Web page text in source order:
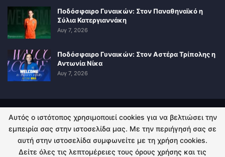
Ποδόσφαιρο Γυναικών: Στον Παναθηναϊκό η
Σύλια Κατεργιαννάκη
Αυγ 7, 2026
Ποδόσφαιρο Γυναικών: Στον Αστέρα Τρίπολης η
Αντωνία Νίκα
Αυγ 7, 2026
ΠΟΛΙΤΙΚΗ ΑΠΟΡΡΗΤΟΥ ΕΠΙΚΟΙΝΩΝΙΑ
© 2026 - Kingsport.gr. All Rights Reserved.
Αυτός ο ιστότοπος χρησιμοποιεί cookies για να βελτιώσει την
εμπειρία σας στην ιστοσελίδα μας. Με την περιήγησή σας σε
αυτή στην ιστοσελίδα συμφωνείτε με τη χρήση cookies.
Δείτε όλες τις λεπτομέρειες τους όρους χρήσης και τις